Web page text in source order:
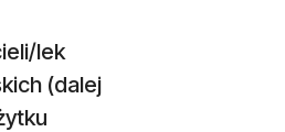
lek
(dalej